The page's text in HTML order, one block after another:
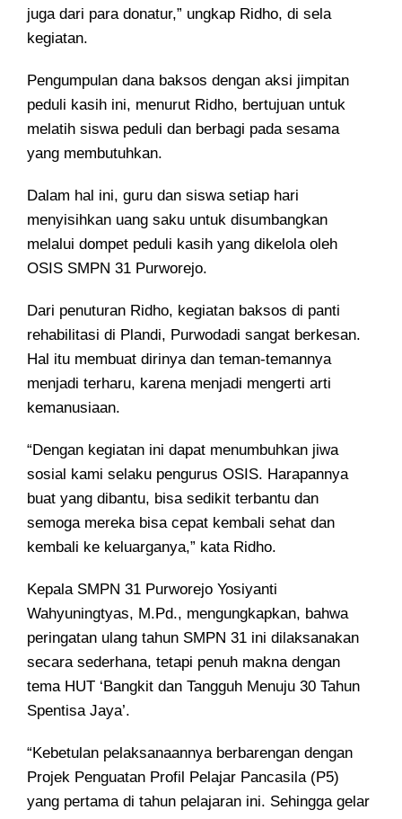
juga dari para donatur,” ungkap Ridho, di sela
kegiatan.
Pengumpulan dana baksos dengan aksi jimpitan
peduli kasih ini, menurut Ridho, bertujuan untuk
melatih siswa peduli dan berbagi pada sesama
yang membutuhkan.
Dalam hal ini, guru dan siswa setiap hari
menyisihkan uang saku untuk disumbangkan
melalui dompet peduli kasih yang dikelola oleh
OSIS SMPN 31 Purworejo.
Dari penuturan Ridho, kegiatan baksos di panti
rehabilitasi di Plandi, Purwodadi sangat berkesan.
Hal itu membuat dirinya dan teman-temannya
menjadi terharu, karena menjadi mengerti arti
kemanusiaan.
“Dengan kegiatan ini dapat menumbuhkan jiwa
sosial kami selaku pengurus OSIS. Harapannya
buat yang dibantu, bisa sedikit terbantu dan
semoga mereka bisa cepat kembali sehat dan
kembali ke keluarganya,” kata Ridho.
Kepala SMPN 31 Purworejo Yosiyanti
Wahyuningtyas, M.Pd., mengungkapkan, bahwa
peringatan ulang tahun SMPN 31 ini dilaksanakan
secara sederhana, tetapi penuh makna dengan
tema HUT ‘Bangkit dan Tangguh Menuju 30 Tahun
Spentisa Jaya’.
“Kebetulan pelaksanaannya berbarengan dengan
Projek Penguatan Profil Pelajar Pancasila (P5)
yang pertama di tahun pelajaran ini. Sehingga gelar